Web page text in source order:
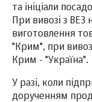
та ініціали
При вивозі з ВЕЗ
виготовлення
"Крим", при
Крим - "Україна".
У разі, коли
дорученням